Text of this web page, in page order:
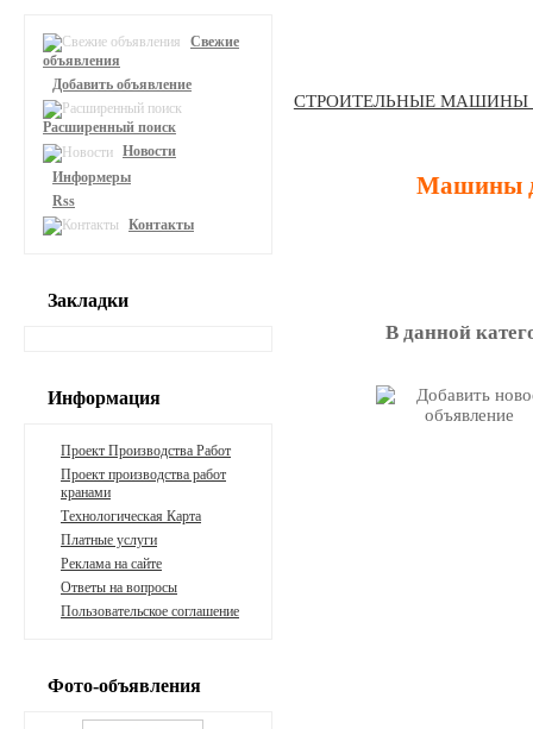
СТРОИТЕЛЬНЫЕ
Машины
В данной
Свежие
объявления
Добавить объявление
Расширенный поиск
Новости
Информеры
Rss
Контакты
Закладки
Информация
Проект Производства Работ
Проект производства работ
кранами
Технологическая Карта
Платные услуги
Реклама на сайте
Ответы на вопросы
Пользовательское соглашение
Фото-объявления